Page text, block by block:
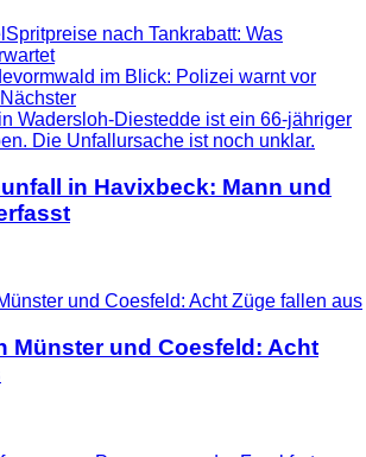
Spritpreise nach Tankrabatt: Was
im Blick: Polizei warnt vor
Nächster
in Havixbeck: Mann und
Münster und Coesfeld: Acht